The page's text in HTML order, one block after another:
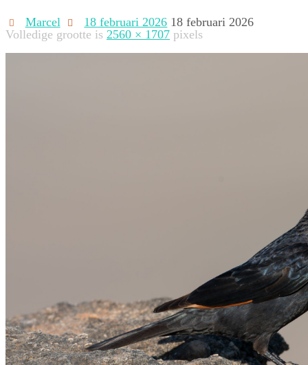
Marcel 18 februari 2026 18 februari 2026
Volledige grootte is 2560 × 1707 pixels